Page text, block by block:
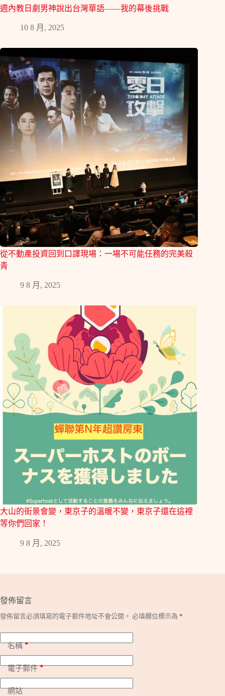
週內教日劇男神說出台灣華語——我的幕後挑戰
10 8 月, 2025
從不動產投資回到口譯現場：一場不可能任務的完美殺
青
9 8 月, 2025
大山的街景會變，東京子的溫暖不變，東京子還在這裡
等你們回家！
9 8 月, 2025
發佈留言
發佈留言必須填寫的電子郵件地址不會公開。 必填欄位標示為 *
名稱*
電子郵件*
網站